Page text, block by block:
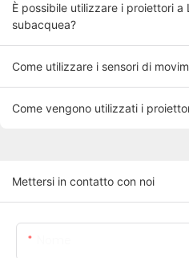
È possibile utilizzare i proiettori a
subacquea?
Come utilizzare i sensori di
Come vengono utilizzati i
Mettersi in contatto con noi